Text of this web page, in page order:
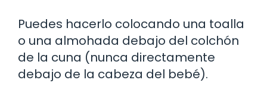
Puedes hacerlo colocando una toalla
o una almohada debajo del colchón
de la cuna (nunca directamente
debajo de la cabeza del bebé).